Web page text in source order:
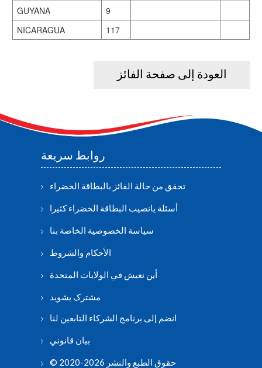
GUYANA
9
NICARAGUA
117
العودة إلى صفحة الفائز
روابط سريعة
تحقق من حالة الفائز بالبطاقة الخضراء
أسئلة يانصيب البطاقة الخضراء كثيرا
سياسة الخصوصية الخاصة بنا
الأحكام والشروط
أين نعيش في الولايات المتحدة
مشترک بشوید
انضم إلى برنامج الشركاء التابعين لنا
بيان قانوني
© حقوق الطبع والنشر 2026-2020